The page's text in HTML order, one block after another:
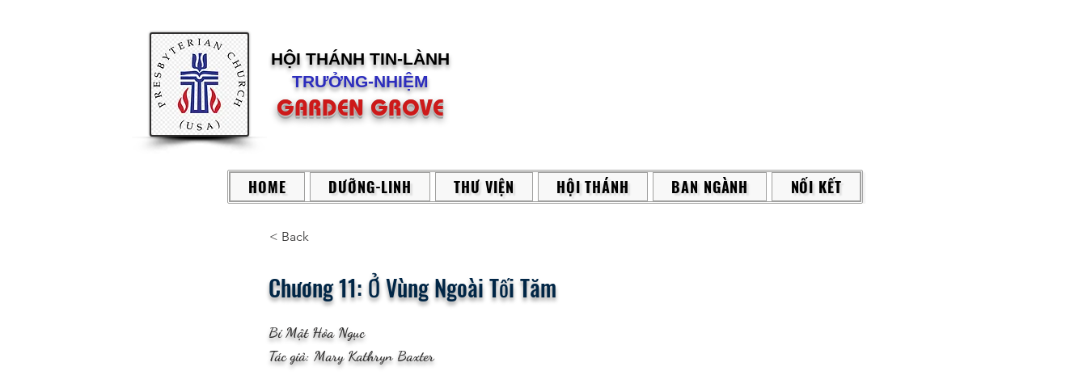
HỘI THÁNH TIN-LÀNH
TRƯỞNG-NHIỆM
GARDEN GROVE
HOME DƯỠNG-LINH THƯ VIỆN HỘI THÁNH BAN NGÀNH NỐI KẾT
< Back
Chương 11: Ở Vùng Ngoài Tối Tăm
Bí Mật Hỏa Ngục
Tác giả: Mary Kathryn Baxter